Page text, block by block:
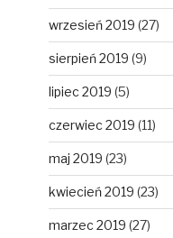
wrzesień 2019 (27)
sierpień 2019 (9)
lipiec 2019 (5)
czerwiec 2019 (11)
maj 2019 (23)
kwiecień 2019 (23)
marzec 2019 (27)